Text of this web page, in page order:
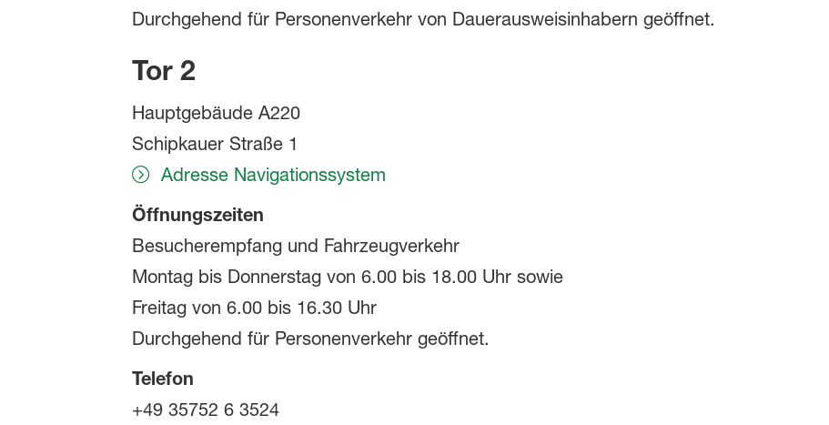
Durchgehend für Personenverkehr von Dauerausweisinhabern geöffnet.
Tor 2
Hauptgebäude A220
Schipkauer Straße 1
Adresse Navigationssystem
Öffnungszeiten
Besucherempfang und Fahrzeugverkehr
Montag bis Donnerstag von 6.00 bis 18.00 Uhr sowie
Freitag von 6.00 bis 16.30 Uhr
Durchgehend für Personenverkehr geöffnet.
Telefon
+49 35752 6 3524